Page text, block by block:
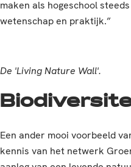
maken als hogeschool
wetenschap en praktijk.”
De 'Living Nature Wall'.
Een ander mooi voorbeeld
kennis van het netwerk